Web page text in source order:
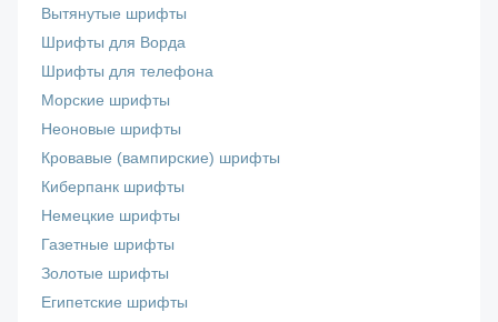
Вытянутые шрифты
Шрифты для Ворда
Шрифты для телефона
Морские шрифты
Неоновые шрифты
Кровавые (вампирские) шрифты
Киберпанк шрифты
Немецкие шрифты
Газетные шрифты
Золотые шрифты
Египетские шрифты